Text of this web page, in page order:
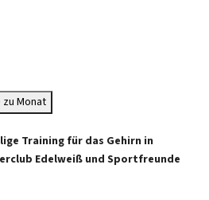
zu Monat
Training für das Gehirn in
Edelweiß und Sportfreunde